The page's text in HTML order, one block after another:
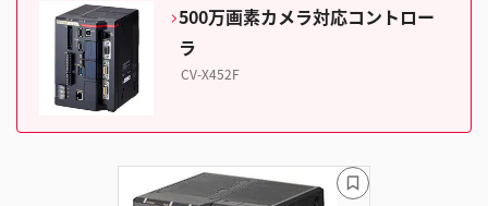
500万画素カメラ対応コントロー
ラ
CV-X452F
ブ
ッ